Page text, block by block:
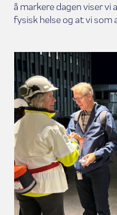
å markere dagen viser vi
fysisk helse og at vi som